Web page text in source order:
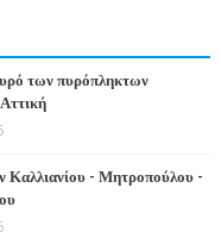
των πυρόπληκτων
Καλλιανίου - Μητροπούλου -